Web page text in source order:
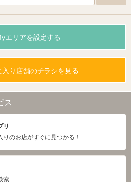
エリアを設定する
入り店舗のチラシを見る
ス
リ
りのお店がすぐに見つかる！
索